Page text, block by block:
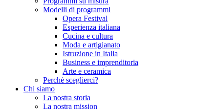
Modelli di programmi
Opera Festival
Esperienza italiana
Cucina e cultura
Moda e artigianato
Istruzione in Italia
Business e imprenditoria
Arte e ceramica
Perché sceglierci?
Chi siamo
La nostra storia
La nostra mission